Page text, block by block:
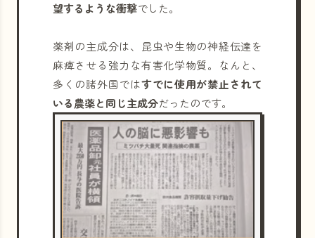
望するような衝撃でした。
薬剤の主成分は、昆虫や生物の神経伝達を
麻痺させる強力な有害化学物質。なんと、
多くの諸外国ではすでに使用が禁止されて
いる農薬と同じ主成分だったのです。